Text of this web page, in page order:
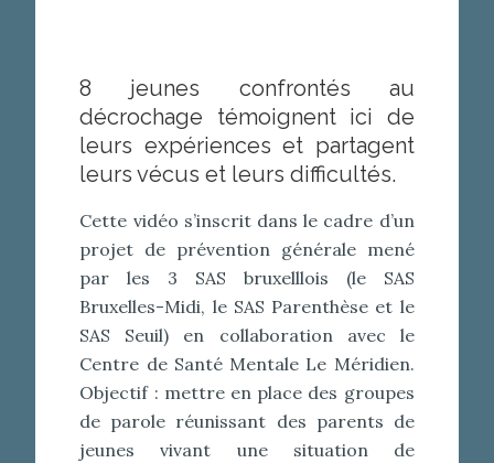
8 jeunes confrontés au
décrochage témoignent ici de
leurs expériences et partagent
leurs vécus et leurs difficultés.
Cette vidéo s’inscrit dans le cadre d’un
projet de prévention générale mené
par les 3 SAS bruxelllois (le SAS
Bruxelles-Midi, le SAS Parenthèse et le
SAS Seuil) en collaboration avec le
Centre de Santé Mentale Le Méridien.
Objectif : mettre en place des groupes
de parole réunissant des parents de
jeunes vivant une situation de